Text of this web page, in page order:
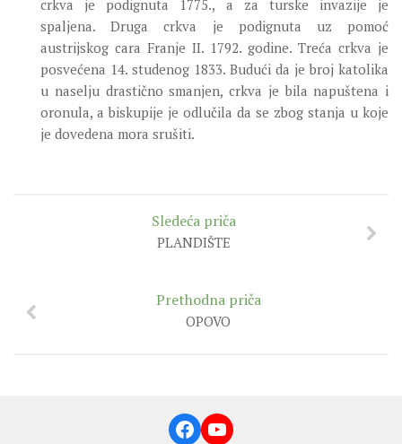
crkva je podignuta 1775., a za turske invazije je
spaljena. Druga crkva je podignuta uz pomoć
austrijskog cara Franje II. 1792. godine. Treća crkva je
posvećena 14. studenog 1833. Budući da je broj katolika
u naselju drastično smanjen, crkva je bila napuštena i
oronula, a biskupije je odlučila da se zbog stanja u koje
je dovedena mora srušiti.
Sledeća priča
PLANDIŠTE
Prethodna priča
OPOVO
Facebook
YouTube